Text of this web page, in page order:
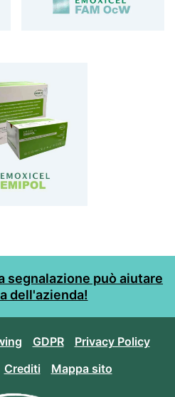
segnalazione può aiutare
dell'azienda!
GDPR
Privacy Policy
Crediti Mappa sito